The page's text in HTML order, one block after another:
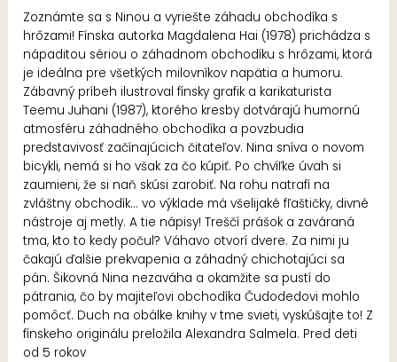
Zoznámte sa s Ninou a vyriešte záhadu obchodíka s
hrôzami! Fínska autorka Magdalena Hai (1978) prichádza s
nápaditou sériou o záhadnom obchodíku s hrôzami, ktorá
je ideálna pre všetkých milovníkov napätia a humoru.
Zábavný príbeh ilustroval fínsky grafik a karikaturista
Teemu Juhani (1987), ktorého kresby dotvárajú humornú
atmosféru záhadného obchodíka a povzbudia
predstavivosť začínajúcich čitateľov. Nina sníva o novom
bicykli, nemá si ho však za čo kúpiť. Po chvíľke úvah si
zaumieni, že si naň skúsi zarobiť. Na rohu natrafí na
zvláštny obchodík... vo výklade má všelijaké fľaštičky, divné
nástroje aj metly. A tie nápisy! Treščí prášok a zaváraná
tma, kto to kedy počul? Váhavo otvorí dvere. Za nimi ju
čakajú ďalšie prekvapenia a záhadný chichotajúci sa
pán. Šikovná Nina nezaváha a okamžite sa pustí do
pátrania, čo by majiteľovi obchodíka Čudodedovi mohlo
pomôcť. Duch na obálke knihy v tme svieti, vyskúšajte to! Z
fínskeho originálu preložila Alexandra Salmela. Pred deti
od 5 rokov